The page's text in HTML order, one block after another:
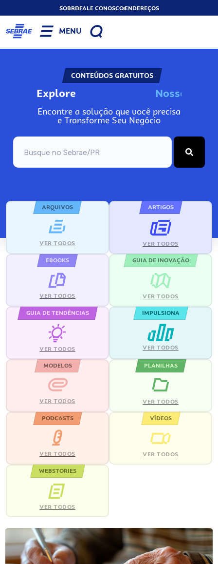
SOBREFALE CONOSCOENDEREÇOS
MENU
CONTEÚDOS GRATUITOS
Explore Noss
Encontre a solução que você precisa
e Transforme Seu Negócio
ARQUIVOS
VER TODOS
ARTIGOS
VER TODOS
EBOOKS
VER TODOS
GUIA DE INOVAÇÃO
VER TODOS
GUIA DE TENDÊNCIAS
VER TODOS
IMPULSIONA
VER TODOS
MODELOS
VER TODOS
PLANILHAS
VER TODOS
PODCASTS
VER TODOS
VÍDEOS
VER TODOS
WEBSTORIES
VER TODOS